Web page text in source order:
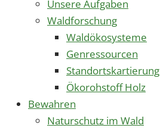
Unsere Aufgaben
Waldforschung
Waldökosysteme
Genressourcen
Standortskartierung
Ökorohstoff Holz
Bewahren
Naturschutz im Wald